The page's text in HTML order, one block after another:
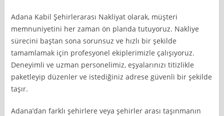
Adana Kabil Şehirlerarası Nakliyat olarak, müşteri
memnuniyetini her zaman ön planda tutuyoruz. Nakliye
sürecini baştan sona sorunsuz ve hızlı bir şekilde
tamamlamak için profesyonel ekiplerimizle çalışıyoruz.
Deneyimli ve uzman personelimiz, eşyalarınızı titizlikle
paketleyip düzenler ve istediğiniz adrese güvenli bir şekilde
taşır.
Adana’dan farklı şehirlere veya şehirler arası taşınmanın